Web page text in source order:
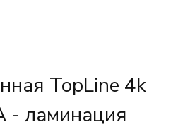
TopLine 4k
- ламинация